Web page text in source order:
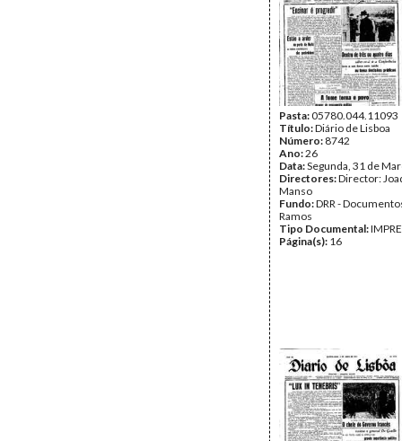
Pasta:05780.044.11093
Título:Diário de Lisboa
Número: 8742
Ano:26
Data:Segunda, 31 de
Directores:Director:
Manso
Fundo:DRR -
Ramos
Tipo Documental:
Página(s): 16